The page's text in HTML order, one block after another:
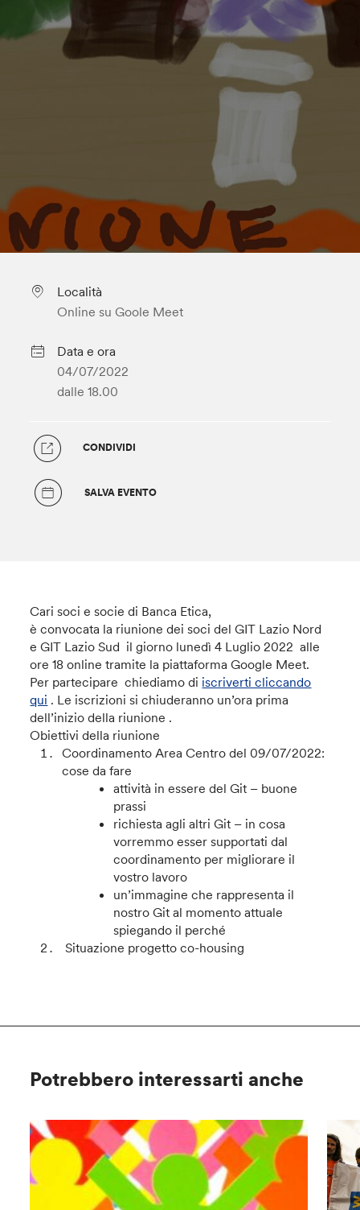
Località
Online su Goole Meet
Data e ora
04/07/2022
dalle 18.00
CONDIVIDI
SALVA EVENTO
Cari soci e socie di Banca Etica,
è convocata la riunione dei soci del GIT Lazio Nord
e GIT Lazio Sud il giorno lunedì 4 Luglio 2022 alle
ore 18 online tramite la piattaforma Google Meet.
Per partecipare chiediamo di iscriverti cliccando
qui . Le iscrizioni si chiuderanno un’ora prima
dell’inizio della riunione .
Obiettivi della riunione
Coordinamento Area Centro del 09/07/2022:
cose da fare
attività in essere del Git – buone
prassi
richiesta agli altri Git – in cosa
vorremmo esser supportati dal
coordinamento per migliorare il
vostro lavoro
un’immagine che rappresenta il
nostro Git al momento attuale
spiegando il perché
Situazione progetto co-housing
Potrebbero interessarti anche